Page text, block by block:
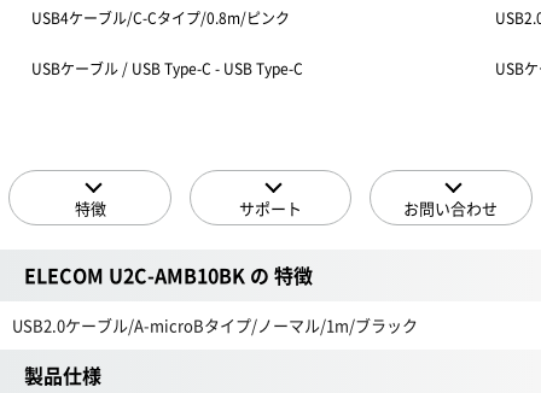
USB4ケーブル/C-Cタイプ/0.8m/ピンク
USBケーブル / USB Type-C - USB Type-C USB
特徴 サポート お問い合わせ
ELECOM U2C-AMB10BK の 特徴
USB2.0ケーブル/A-microBタイプ/ノーマル/1m/ブラック
製品仕様